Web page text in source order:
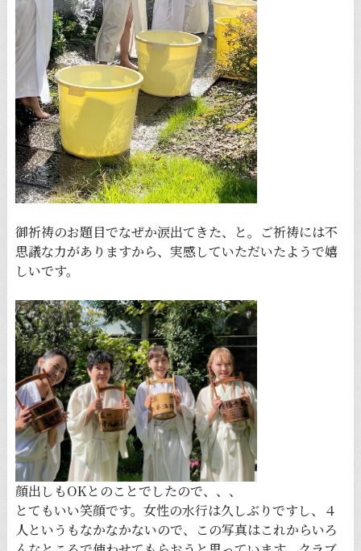
御祈祷のお題目でなぜか涙出てきた、と。ご祈祷には不
思議な力がありますから、実感していただいたようで嬉
しいです。
顔出しもOKとのことでしたので、、、
とてもいい笑顔です。女性の水行は久しぶりですし、４
人というもなかなかないので、この写真はこれからいろ